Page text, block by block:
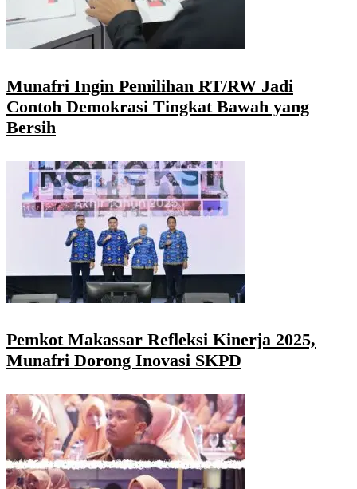
Munafri Ingin Pemilihan RT/RW Jadi
Contoh Demokrasi Tingkat Bawah yang
Bersih
Pemkot Makassar Refleksi Kinerja 2025,
Munafri Dorong Inovasi SKPD